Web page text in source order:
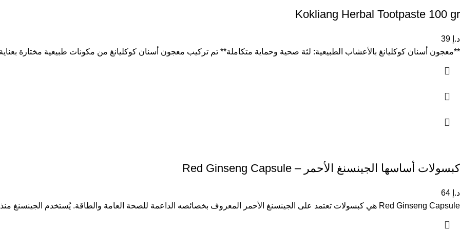
Kokliang Herbal Tootpaste 100 gr
د.إ
**معجون أسنان كوكليانغ بالأعشاب الطبيعية: لثة صحية وحماية متكاملة** تم تركيب معجون أسنان كوكليانغ من مكونات طبيعية مختارة
كبسولات أساسها الجينسنغ الأحمر – Red Ginseng Capsule
د.إ
Red Ginseng Capsule هي كبسولات تعتمد على الجينسنغ الأحمر المعروف بخصائصه الداعمة للصحة العامة والطاقة. يُستخدم الجينسنغ منذ قرون في